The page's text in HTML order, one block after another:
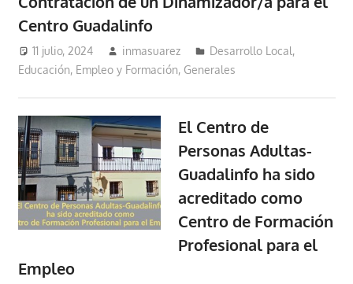
Centro Guadalinfo
11 julio, 2024 inmasuarez Desarrollo Local,
Educación, Empleo y Formación, Generales
El Centro de
Personas Adultas-
Guadalinfo ha sido
acreditado como
Centro de Formación
Profesional para el
Empleo